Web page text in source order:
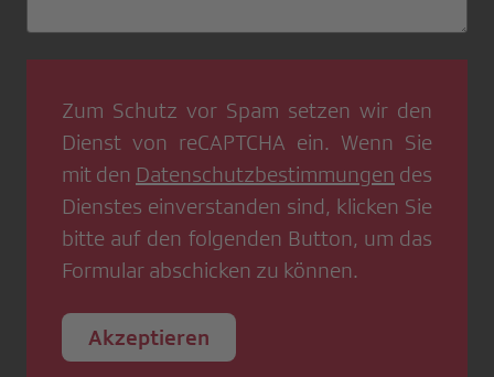
Zum Schutz vor Spam setzen wir den
Dienst von reCAPTCHA ein. Wenn Sie
mit den Datenschutzbestimmungen des
Dienstes einverstanden sind, klicken Sie
bitte auf den folgenden Button, um das
Formular abschicken zu können.
Akzeptieren